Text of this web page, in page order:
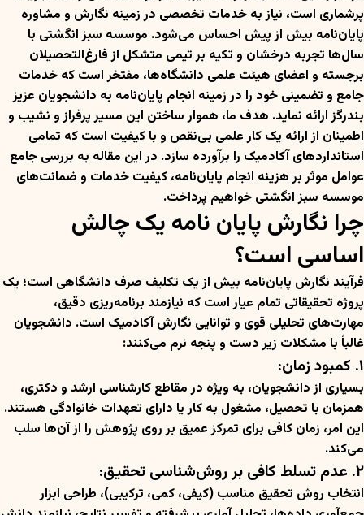
پرشماری است، نیاز به خدمات تخصصی در زمینه نگارش و مشاوره
پایان‌نامه بیش از پیش احساس می‌شود. موسسه سبز انگشتی با
سال‌ها تجربه درخشان و تکیه بر تیمی متشکل از فارغ‌التحصیلان
برجسته و اعضای هیئت علمی دانشگاه‌ها، مفتخر است که خدمات
جامع و تضمینی خود را در زمینه انجام پایان‌نامه به دانشجویان عزیز
بندرگز ارائه نماید. هدف ما، هموار ساختن این مسیر پرفراز و نشیب و
اطمینان از ارائه یک کار علمی بی‌نقص و با کیفیت است که تمامی
استانداردهای آکادمیک را برآورده سازد. در این مقاله به بررسی جامع
عوامل موثر بر هزینه انجام پایان‌نامه، کیفیت خدمات و ضمانت‌های
موسسه سبز انگشتی خواهیم پرداخت.
چرا نگارش پایان نامه یک چالش
اساسی است؟
فرآیند نگارش پایان‌نامه بیش از یک تکلیف صرف دانشگاهی است؛ یک
پروژه تحقیقاتی تمام عیار است که نیازمند برنامه‌ریزی دقیق،
مهارت‌های تحلیلی قوی و توانایی نگارش آکادمیک است. دانشجویان
غالباً با مشکلات زیر دست و پنجه نرم می‌کنند:
۱. کمبود زمان:
بسیاری از دانشجویان، به ویژه در مقاطع کارشناسی ارشد و دکتری،
همزمان با تحصیل، مشغول به کار یا دارای تعهدات خانوادگی هستند.
این امر، زمان کافی برای تمرکز عمیق بر روی پژوهش را از آن‌ها سلب
می‌کند.
۲. عدم تسلط کافی بر روش‌شناسی تحقیق:
انتخاب روش تحقیق مناسب (کیفی، کمی، ترکیبی)، طراحی ابزار